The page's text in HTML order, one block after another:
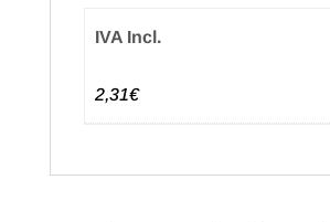
IVA Incl.
2,31€